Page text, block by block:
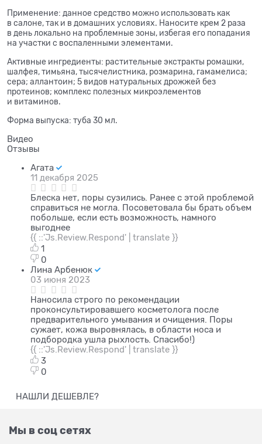
Применение: данное средство можно использовать как
в салоне, так и в домашних условиях. Наносите крем 2 раза
в день локально на проблемные зоны, избегая его попадания
на участки с воспаленными элементами.
Активные ингредиенты: растительные экстракты ромашки,
шалфея, тимьяна, тысячелистника, розмарина, гамамелиса;
сера; аллантоин; 5 видов натуральных дрожжей без
протеинов; комплекс полезных микроэлементов
и витаминов.
Форма выпуска: туба 30 мл.
Видео
Отзывы
Агата
11 декабря 2025
Блеска нет, поры сузились. Ранее с этой проблемой
справиться не могла. Посоветовала бы брать объем
побольше, если есть возможность, намного
выгоднее
{{ ::'Js.Review.Respond' | translate }}
1
0
Лина Арбенюк
03 июня 2023
Наносила строго по рекомендации
проконсультировавшего косметолога после
предварительного умывания и очищения. Поры
сужает, кожа выровнялась, в области носа и
подбородка ушла рыхлость. Спасибо!)
{{ ::'Js.Review.Respond' | translate }}
3
0
НАШЛИ ДЕШЕВЛЕ?
Мы в соц сетях